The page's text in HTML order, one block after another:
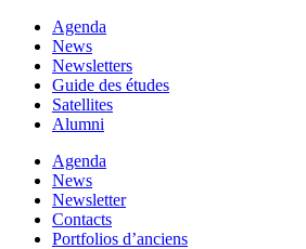
Agenda
News
Newsletters
Guide des études
Satellites
Alumni
Agenda
News
Newsletter
Contacts
Portfolios d’anciens